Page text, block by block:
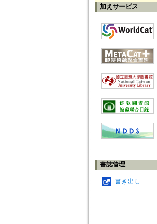
加えサービス
書誌管理
書き出し